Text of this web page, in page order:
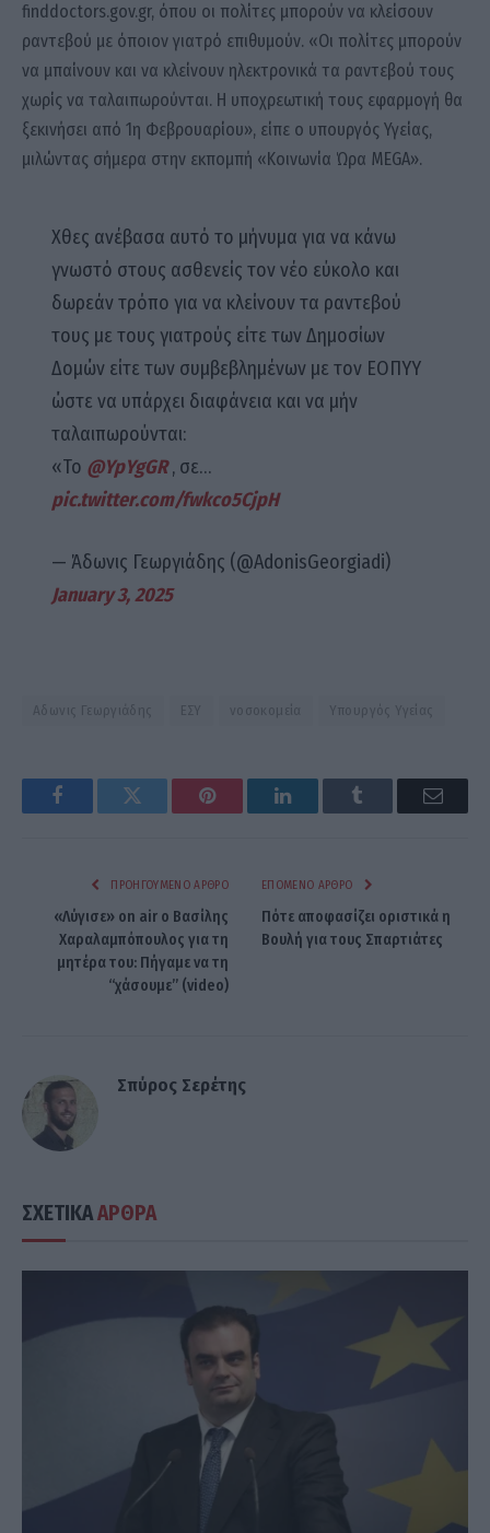
finddoctors.gov.gr, όπου οι πολίτες μπορούν να κλείσουν
ραντεβού με όποιον γιατρό επιθυμούν. «Οι πολίτες μπορούν
να μπαίνουν και να κλείνουν ηλεκτρονικά τα ραντεβού τους
χωρίς να ταλαιπωρούνται. Η υποχρεωτική τους εφαρμογή θα
ξεκινήσει από 1η Φεβρουαρίου», είπε ο υπουργός Υγείας,
μιλώντας σήμερα στην εκπομπή «Κοινωνία Ώρα MEGA».
Χθες ανέβασα αυτό το μήνυμα για να κάνω
γνωστό στους ασθενείς τον νέο εύκολο και
δωρεάν τρόπο για να κλείνουν τα ραντεβού
τους με τους γιατρούς είτε των Δημοσίων
Δομών είτε των συμβεβλημένων με τον ΕΟΠΥΥ
ώστε να υπάρχει διαφάνεια και να μήν
ταλαιπωρούνται:
«Το @YpYgGR, σε…
pic.twitter.com/fwkco5CjpH
— Άδωνις Γεωργιάδης (@AdonisGeorgiadi)
January 3, 2025
Αδωνις Γεωργιάδης ΕΣΥ νοσοκομεία Υπουργός Υγείας
FacebookTwitter Pinterest LinkedInTumblr Email
ΠΡΟΗΓΟΎΜΕΝΟ ΆΡΘΡΟ
«Λύγισε» on air ο Βασίλης
Χαραλαμπόπουλος για τη
μητέρα του: Πήγαμε να τη
“χάσουμε” (video)
ΕΠΌΜΕΝΟ ΆΡΘΡΟ
Πότε αποφασίζει οριστικά η
Βουλή για τους Σπαρτιάτες
Σπύρος Σερέτης
ΣΧΕΤΙΚΑΑΡΘΡΑ